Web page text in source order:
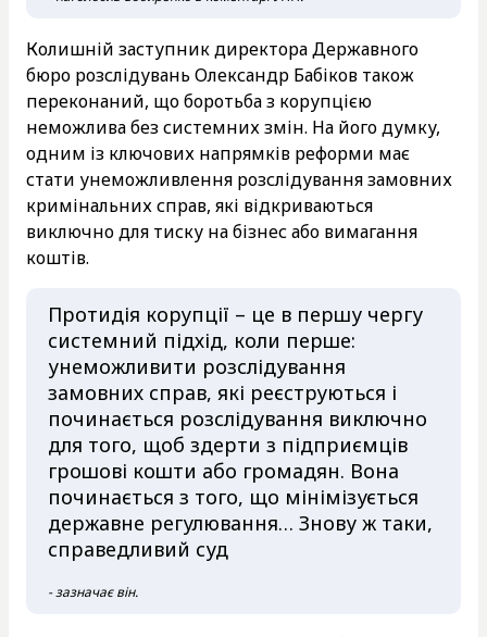
Колишній заступник директора Державного
бюро розслідувань Олександр Бабіков також
переконаний, що боротьба з корупцією
неможлива без системних змін. На його думку,
одним із ключових напрямків реформи має
стати унеможливлення розслідування замовних
кримінальних справ, які відкриваються
виключно для тиску на бізнес або вимагання
коштів.
Протидія корупції – це в першу чергу
системний підхід, коли перше:
унеможливити розслідування
замовних справ, які реєструються і
починається розслідування виключно
для того, щоб здерти з підприємців
грошові кошти або громадян. Вона
починається з того, що мінімізується
державне регулювання… Знову ж таки,
справедливий суд
- зазначає він.